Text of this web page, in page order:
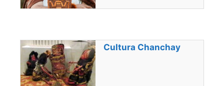
Cultura Chanchay